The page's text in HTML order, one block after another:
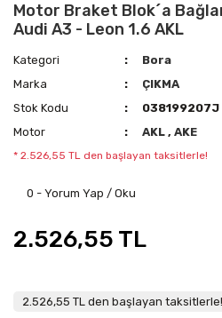
Motor Braket Blok´a
Audi A3 - Leon 1.6 AKL
Kategori
Bora
Marka
ÇIKMA
Stok Kodu
038199207J
Motor
AKL,AKE
* 2.526,55 TL den başlayan taksitlerle!
0 - Yorum Yap / Oku
2.526,55 TL
2.526,55 TL den başlayan taksitlerle!